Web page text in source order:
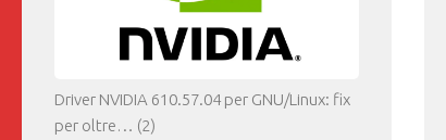
Driver NVIDIA 610.57.04 per GNU/Linux: fix
per oltre… (2)